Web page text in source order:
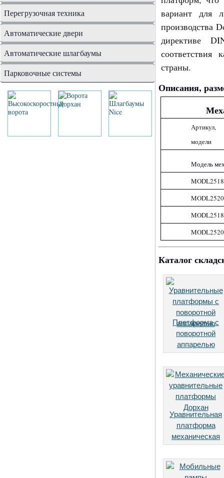
Перегрузочная техника
Автоматические двери
Автоматические шлагбаумы
Парковочные системы
вариант для
производства
директиве
соответствия
страны.
Описания,
Артикул,
модели
Модель
Каталог
Платформа с
поворотной
аппарелью
Уравнительная
платформа
механическая